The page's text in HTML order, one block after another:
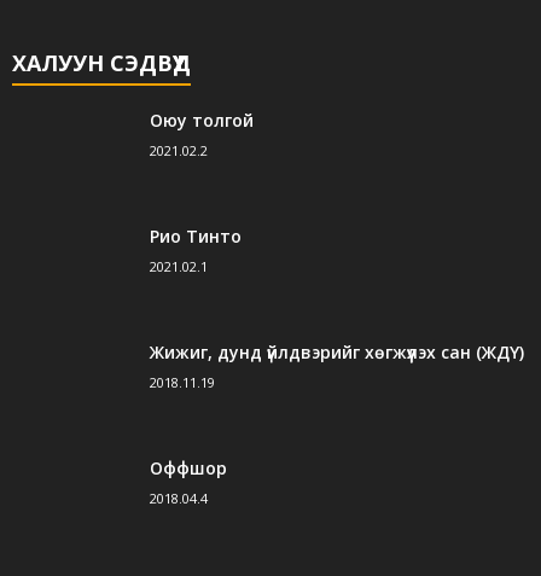
ХАЛУУН СЭДВҮҮД
Оюу толгой
2021.02.2
Рио Тинто
2021.02.1
Жижиг, дунд үйлдвэрийг хөгжүүлэх сан (ЖДҮ)
2018.11.19
Оффшор
2018.04.4